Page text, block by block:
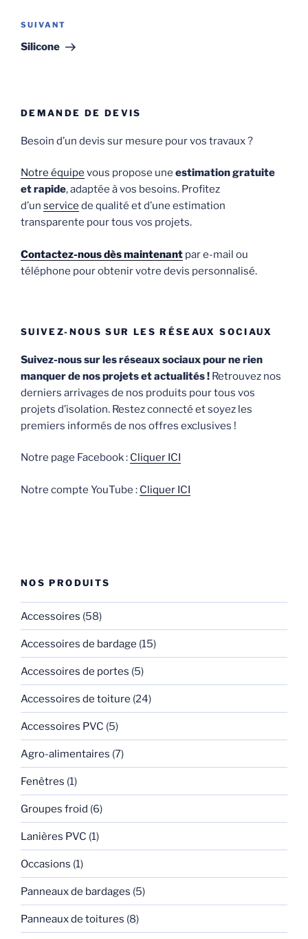
de
l’article
Article
suivant
SUIVANT
Silicone
DEMANDE DE DEVIS
Besoin d’un devis sur mesure pour vos travaux ?
Notre équipe vous propose une estimation gratuite
et rapide, adaptée à vos besoins. Profitez
d’un service de qualité et d’une estimation
transparente pour tous vos projets.
Contactez-nous dès maintenant par e-mail ou
téléphone pour obtenir votre devis personnalisé.
SUIVEZ-NOUS SUR LES RÉSEAUX SOCIAUX
Suivez-nous sur les réseaux sociaux pour ne rien
manquer de nos projets et actualités ! Retrouvez nos
derniers arrivages de nos produits pour tous vos
projets d’isolation. Restez connecté et soyez les
premiers informés de nos offres exclusives !
Notre page Facebook : Cliquer ICI
Notre compte YouTube : Cliquer ICI
NOS PRODUITS
Accessoires (58)
Accessoires de bardage (15)
Accessoires de portes (5)
Accessoires de toiture (24)
Accessoires PVC (5)
Agro-alimentaires (7)
Fenêtres (1)
Groupes froid (6)
Lanières PVC (1)
Occasions (1)
Panneaux de bardages (5)
Panneaux de toitures (8)